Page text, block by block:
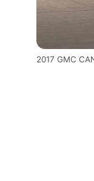
2017 GMC